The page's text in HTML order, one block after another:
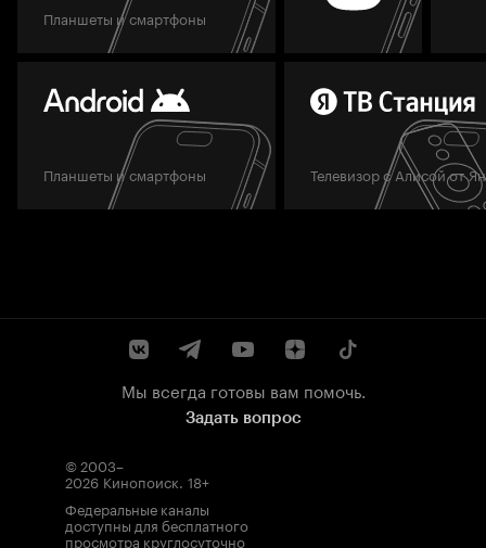
Планшеты и смартфоны
Планшеты и смартфоны Телевизор с Алисой от
Мы всегда готовы вам помочь.
Задать вопрос
© 2003–
2026 Кинопоиск. 18+
Федеральные каналы
доступны для бесплатного
просмотра круглосуточно